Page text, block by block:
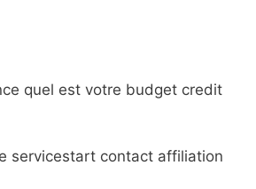
quel est votre budget credit
servicestart contact affiliation